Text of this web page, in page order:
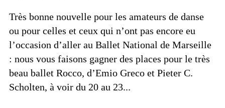
Très bonne nouvelle pour les amateurs de danse
ou pour celles et ceux qui n’ont pas encore eu
l’occasion d’aller au Ballet National de Marseille
: nous vous faisons gagner des places pour le très
beau ballet Rocco, d’Emio Greco et Pieter C.
Scholten, à voir du 20 au 23...